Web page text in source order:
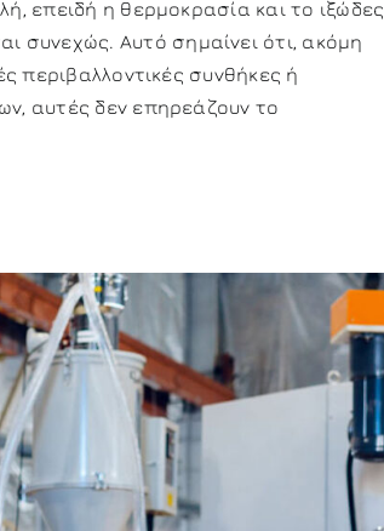
επειδή η θερμοκρασία και το ιξώδες
συνεχώς. Αυτό σημαίνει ότι, ακόμη
περιβαλλοντικές συνθήκες ή
αυτές δεν επηρεάζουν το